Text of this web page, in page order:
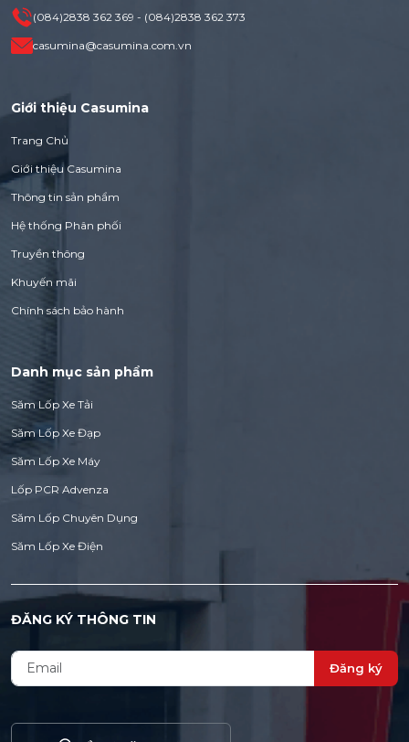
(084)2838 362 369 - (084)2838 362 373
casumina@casumina.com.vn
Giới thiệu Casumina
Trang Chủ
Giới thiệu Casumina
Thông tin sản phẩm
Hệ thống Phân phối
Truyền thông
Khuyến mãi
Chính sách bảo hành
Danh mục sản phẩm
Săm Lốp Xe Tải
Săm Lốp Xe Đạp
Săm Lốp Xe Máy
Lốp PCR Advenza
Săm Lốp Chuyên Dụng
Săm Lốp Xe Điện
ĐĂNG KÝ THÔNG TIN
Đăng ký